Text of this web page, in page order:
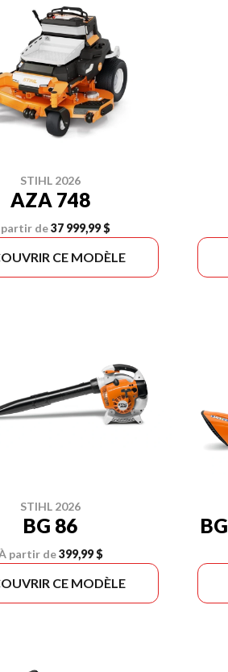
STIHL 2026
AZA 748
partir de37 999,99 $
CE MODÈLE
STIHL 2026
BG 86
partir de399,99 $
CE MODÈLE